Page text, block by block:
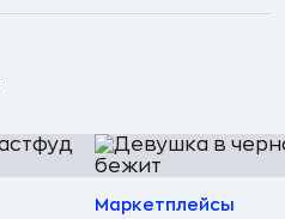
Маркетплейсы